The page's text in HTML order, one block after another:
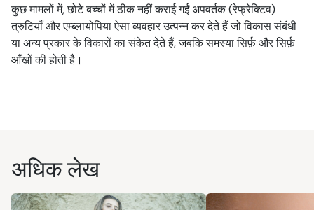
कुछ मामलों में, छोटे बच्चों में ठीक नहीं कराई गईं अपवर्तक (रेफ्रेक्टिव)
त्रुटियाँ और एम्ब्लायोपिया ऐसा व्यवहार उत्पन्न कर देते हैं जो विकास संबंधी
या अन्य प्रकार के विकारों का संकेत देते हैं, जबकि समस्या सिर्फ़ और सिर्फ़
आँखों की होती है।
अधिक लेख